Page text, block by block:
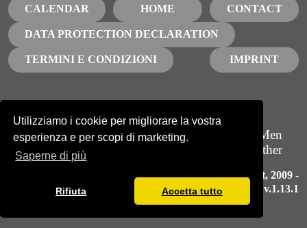
Utilizziamo i cookie per migliorare la vostra
esperienza e per scopi di marketing.
Saperne di più
Rifiuta Accetta tutto
CALENDAR HOME CONTACT
DATA PROTECTION DECLARATION
TERMINI E CONDIZIONI IMPRINT
Iscriviti alla nostra newsletter
NEWSLETTER
GBTQ Men
Growing together
Gay Love Spirit, 2009 -
2026, v.1.13.1